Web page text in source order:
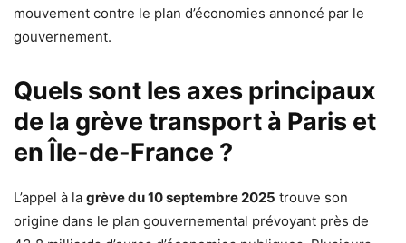
mouvement contre le plan d’économies annoncé par le
gouvernement.
Quels sont les axes principaux
de la grève transport à Paris et
en Île-de-France ?
L’appel à la grève du 10 septembre 2025 trouve son
origine dans le plan gouvernemental prévoyant près de